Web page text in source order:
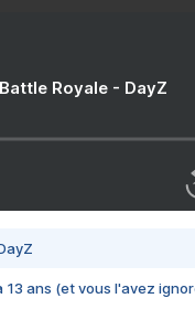
Royale - DayZ
13 ans (et vous l'avez